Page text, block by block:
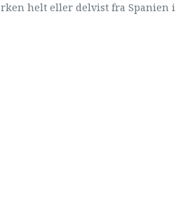
helt eller delvist fra Spanien i